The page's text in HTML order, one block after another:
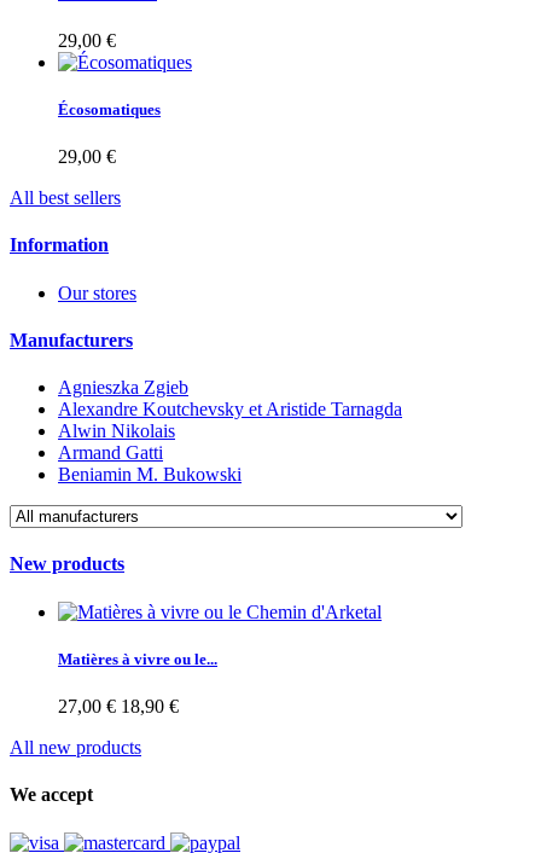
29,00 €
Écosomatiques
29,00 €
All best sellers
Information
Our stores
Manufacturers
Agnieszka Zgieb
Alexandre Koutchevsky et Aristide Tarnagda
Alwin Nikolais
Armand Gatti
Beniamin M. Bukowski
New products
Matières à vivre ou le...
27,00 € 18,90 €
All new products
We accept